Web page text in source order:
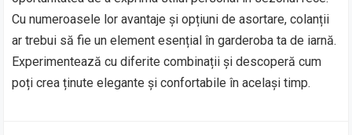
Cu numeroasele lor avantaje și opțiuni de asortare, colanții
ar trebui să fie un element esențial în garderoba ta de iarnă.
Experimentează cu diferite combinații și descoperă cum
poți crea ținute elegante și confortabile în același timp.